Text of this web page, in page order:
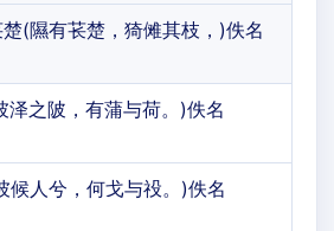
(隰有苌楚，猗傩其枝，)佚名
泽之陂，有蒲与荷。)佚名
候人兮，何戈与祋。)佚名